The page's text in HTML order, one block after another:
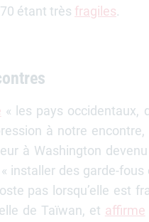
étant très fragiles.
« les pays occidentaux,
à notre
à Washington
installer des garde-
pas lorsqu’elle est
de Taïwan, et affirme